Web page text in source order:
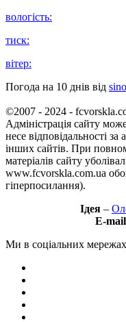
вологість:
тиск:
вітер:
Погода на 10 днів від
©2007 - 2024 -
Адміністрація сайту
несе відповідальності за
інших сайтів. При
матеріалів сайту
www.fcvorskla.com.ua
гіперпосилання).
Ідея –
E-
Ми в соціальних мережах